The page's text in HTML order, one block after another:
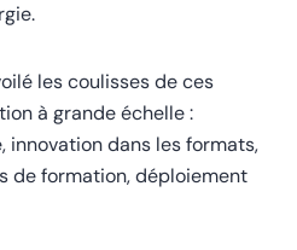
les coulisses de ces
à grande échelle :
dans les formats,
de formation, déploiement